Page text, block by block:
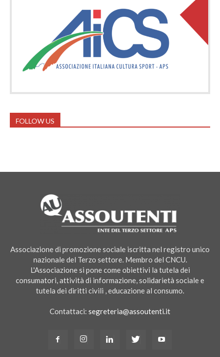
FOLLOW US
Associazione di promozione sociale iscritta nel registro unico
nazionale del Terzo settore. Membro del CNCU.
L'Associazione si pone come obiettivi la tutela dei
consumatori, attività di informazione, solidarietà sociale e
tutela dei diritti civili , educazione al consumo.
Contattaci: segreteria@assoutenti.it